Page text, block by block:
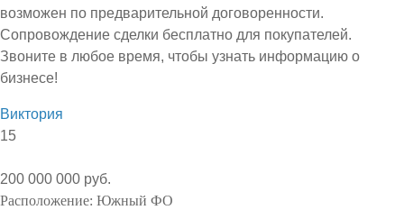
возможен по предварительной договоренности.
Сопровождение сделки бесплатно для покупателей.
Звоните в любое время, чтобы узнать информацию о
бизнесе!
Виктория
15
200 000 000 руб.
Расположение: Южный ФО